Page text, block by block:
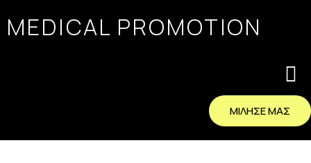
MEDICAL PROMOTION
ΜΙΛΗΣΕ ΜΑΣ